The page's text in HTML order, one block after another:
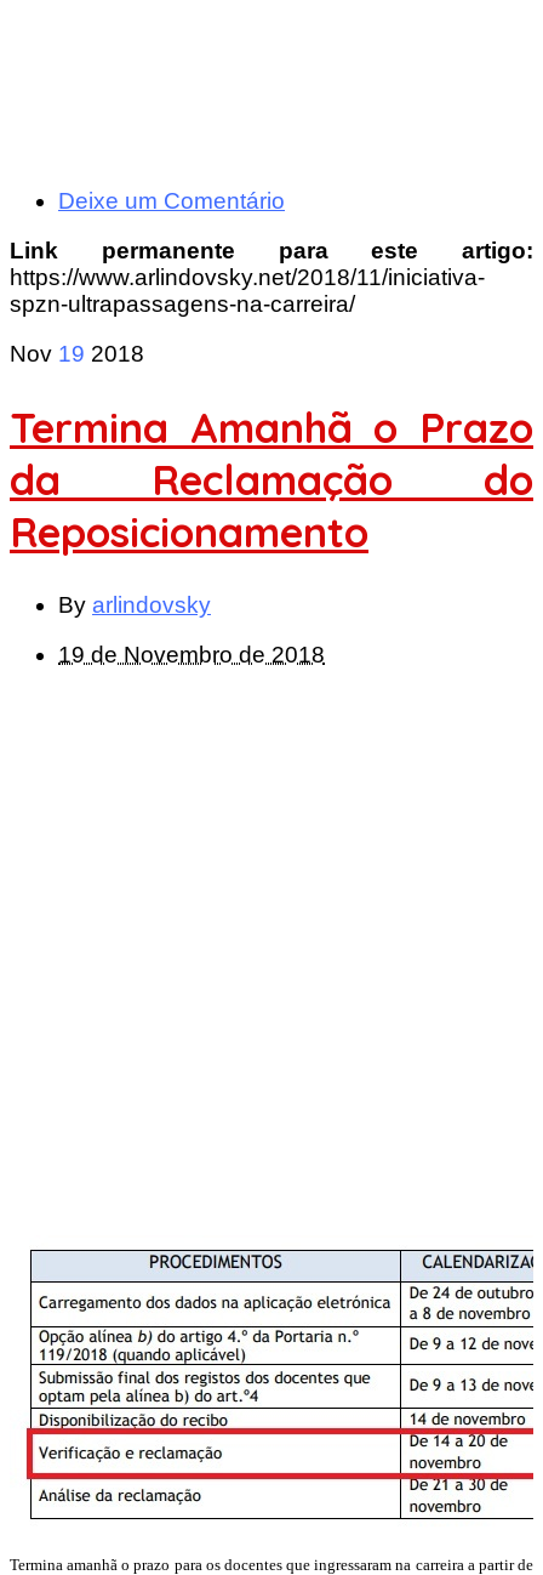
Deixe um Comentário
Link permanente para este artigo:
https://www.arlindovsky.net/2018/11/iniciativa-
spzn-ultrapassagens-na-carreira/
Nov 19 2018
Termina Amanhã o Prazo
da Reclamação do
Reposicionamento
By arlindovsky
19 de Novembro de 2018
Termina amanhã o prazo para os docentes que ingressaram na carreira a partir de